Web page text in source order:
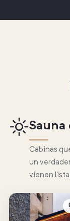
Sauna
Cabinas
un
vienen